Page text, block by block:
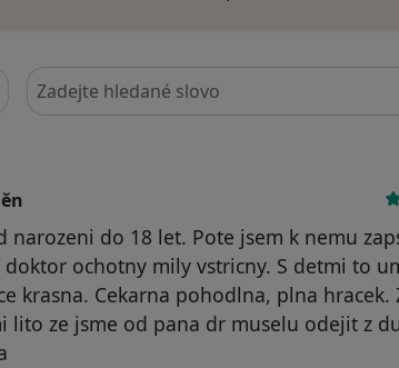
Hledejte v názorech
narozeni do 18 let. Pote jsem k nemu
doktor ochotny mily vstricny. S detmi to
krasna. Cekarna pohodlna, plna hracek.
lito ze jsme od pana dr muselu odejit z